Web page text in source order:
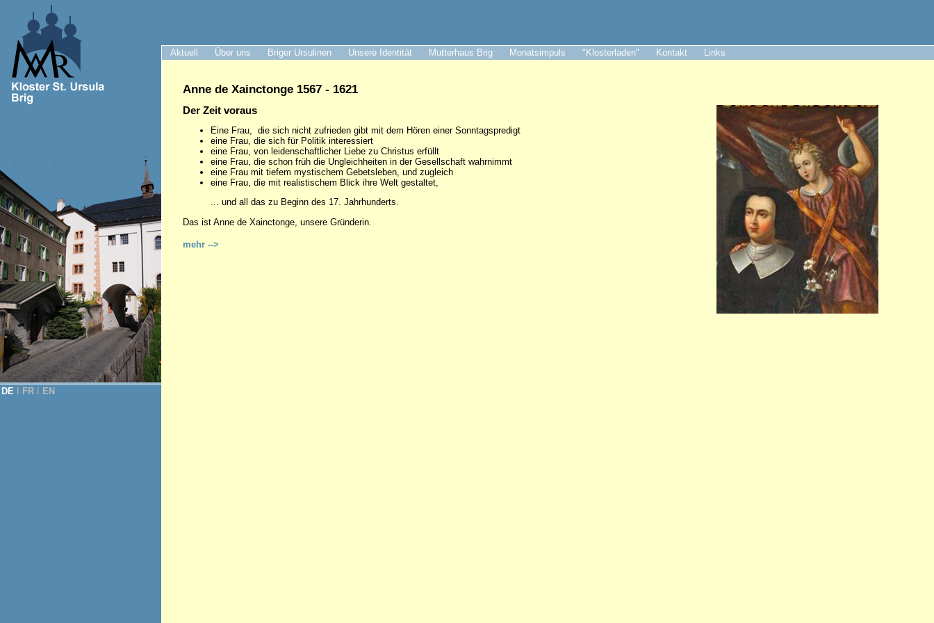
Aktuell Über uns Briger Ursulinen Unsere Identität Mutterhaus Brig Monatsimpuls "Klosterladen" Kontakt Links
DE FR EN
Anne de Xainctonge 1567 - 1621
Der Zeit voraus
Eine Frau, die sich nicht zufrieden gibt mit dem Hören einer Sonntagspredigt
eine Frau, die sich für Politik interessiert
eine Frau, von leidenschaftlicher Liebe zu Christus erfüllt
eine Frau, die schon früh die Ungleichheiten in der Gesellschaft wahrnimmt
eine Frau mit tiefem mystischem Gebetsleben, und zugleich
eine Frau, die mit realistischem Blick ihre Welt gestaltet,
... und all das zu Beginn des 17. Jahrhunderts.
Das ist Anne de Xainctonge, unsere Gründerin.
mehr -->